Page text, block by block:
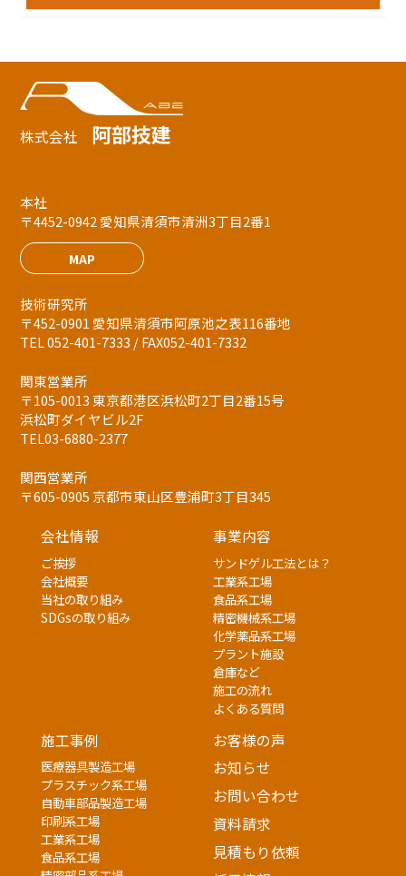
株式会社 阿部技建
本社
〒4452-0942 愛知県清須市清洲3丁目2番1
MAP
技術研究所
〒452-0901 愛知県清須市阿原池之表116番地
TEL 052-401-7333 / FAX052-401-7332
関東営業所
〒105-0013 東京都港区浜松町2丁目2番15号
浜松町ダイヤビル2F
TEL03-6880-2377
関西営業所
〒605-0905 京都市東山区豊浦町3丁目345
会社情報
ご挨拶
会社概要
当社の取り組み
SDGsの取り組み
事業内容
サンドゲル工法とは？
工業系工場
食品系工場
精密機械系工場
化学薬品系工場
プラント施設
倉庫など
施工の流れ
よくある質問
施工事例
医療器具製造工場
プラスチック系工場
自動車部品製造工場
印刷系工場
工業系工場
食品系工場
お客様の声
お知らせ
お問い合わせ
資料請求
見積もり依頼